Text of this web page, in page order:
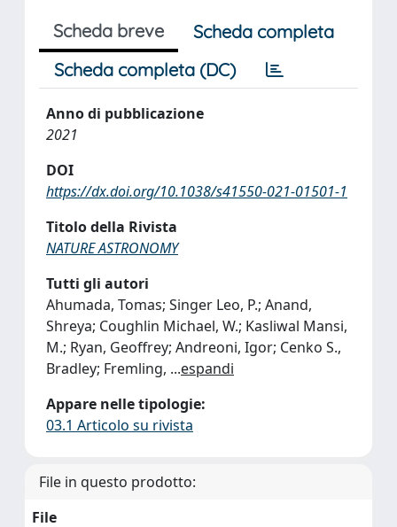
Scheda breve
Scheda completa
Scheda completa (DC)
Anno di pubblicazione
2021
DOI
https://dx.doi.org/10.1038/s41550-021-01501-1
Titolo della Rivista
NATURE ASTRONOMY
Tutti gli autori
Ahumada, Tomas; Singer Leo, P.; Anand,
Shreya; Coughlin Michael, W.; Kasliwal Mansi,
M.; Ryan, Geoffrey; Andreoni, Igor; Cenko S.,
Bradley; Fremling, ...espandi
Appare nelle tipologie:
03.1 Articolo su rivista
File in questo prodotto:
File